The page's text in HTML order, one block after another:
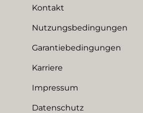
Kontakt
Nutzungsbedingungen
Garantiebedingungen
Karriere
Impressum
Datenschutz